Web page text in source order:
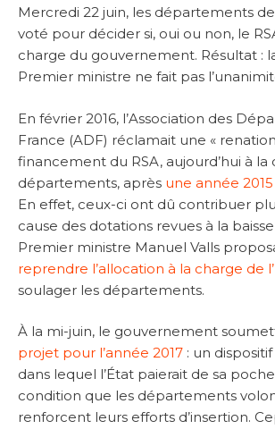
Mercredi 22 juin, les départements
voté pour décider si, oui ou non, le
charge du gouvernement. Résultat :
Premier ministre ne fait pas
En février 2016, l’Association des
France (ADF) réclamait une «
financement du RSA, aujourd’hui à la
départements, après une année
En effet, ceux-ci ont dû contribuer
cause des dotations revues à la
Premier ministre Manuel Valls
reprendre l’allocation à la charge de
soulager les départements.
À la mi-juin, le gouvernement
projet pour l’année 2017 : un
dans lequel l’État paierait de sa
condition que les départements
renforcent leurs efforts d’insertion.